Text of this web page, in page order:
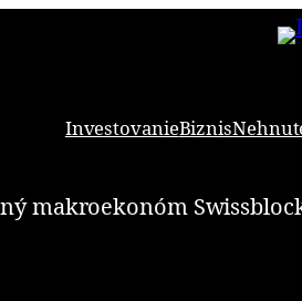
InvestovanieBiznis